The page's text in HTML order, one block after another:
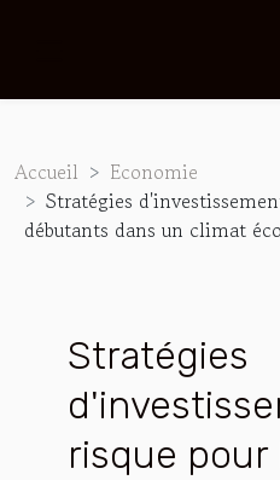
Accueil
Economie
Stratégies
débutants dans un climat
Stratégies
risque pour